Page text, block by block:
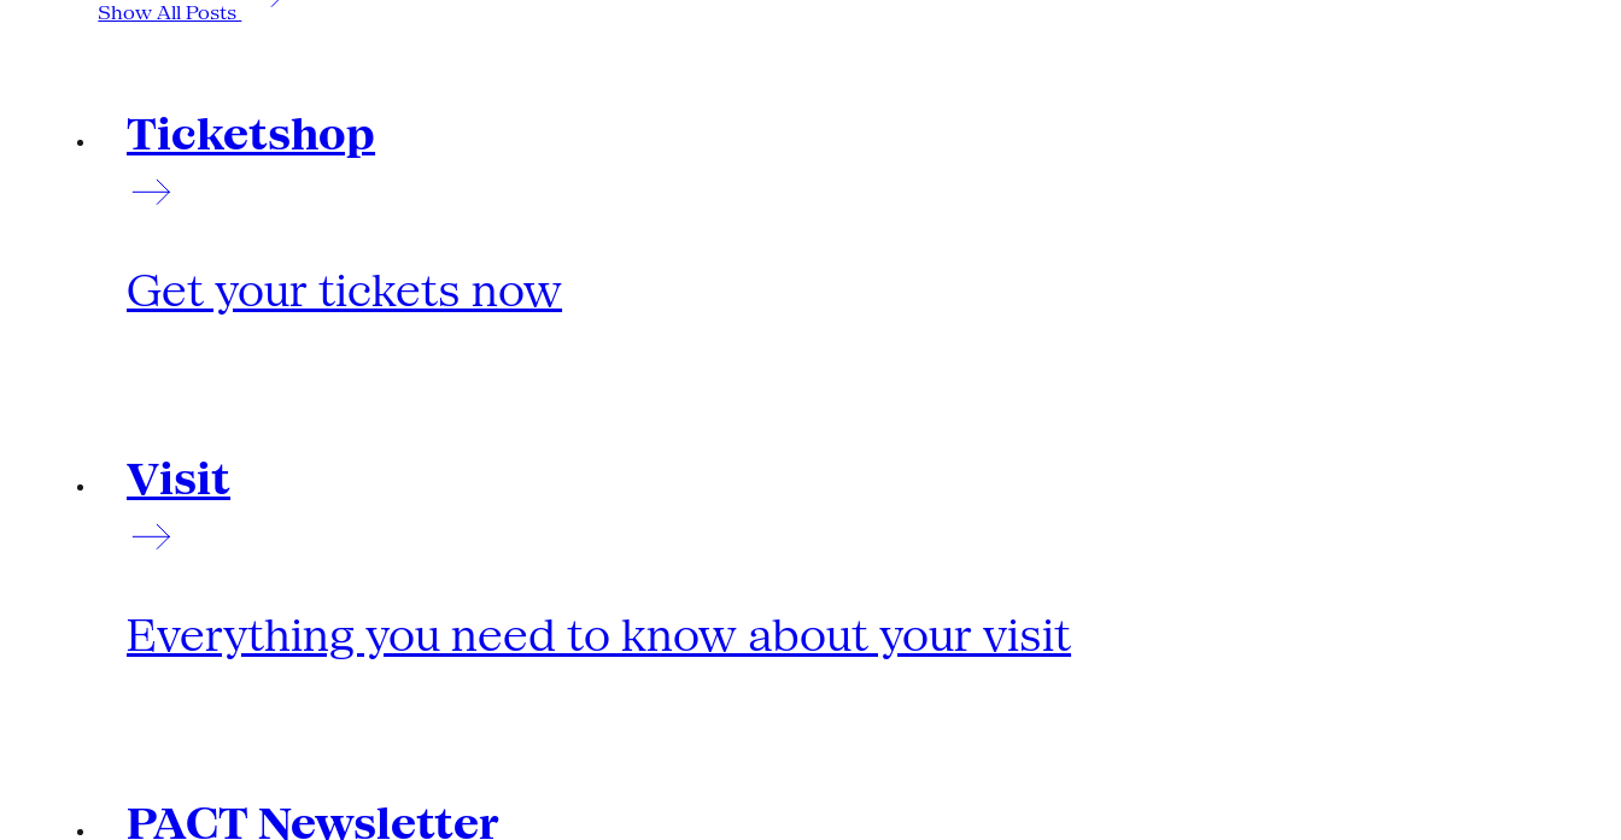
Show All Posts
Ticketshop
Get your tickets now
Visit
Everything you need to know about your visit
PACT Newsletter